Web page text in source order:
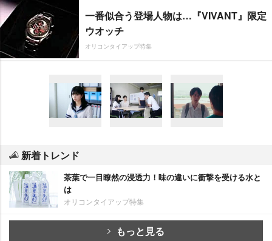
一番似合う登場人物は…『VIVANT』限定
ウオッチ
オリコンタイアップ特集
新着トレンド
茶葉で一目瞭然の浸透力！味の違いに衝撃を受ける水と
は
オリコンタイアップ特集
もっと見る